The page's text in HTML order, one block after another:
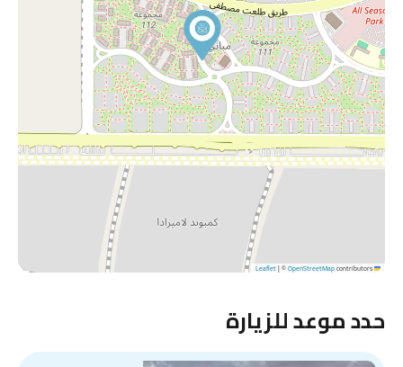
Leaflet
|©OpenStreetMapcontributors
حدد موعد للزيارة